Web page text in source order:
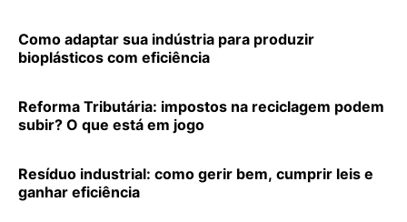
Como adaptar sua indústria para produzir
bioplásticos com eficiência
Reforma Tributária: impostos na reciclagem podem
subir? O que está em jogo
Resíduo industrial: como gerir bem, cumprir leis e
ganhar eficiência